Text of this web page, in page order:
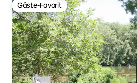
Gäste-Favorit
Gäste-Favorit